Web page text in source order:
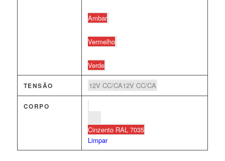
Ambar
Vermelho
Verde
TENSÃO 12V CC/CA12V CC/CA
CORPO
Cinzento RAL 7035
Limpar